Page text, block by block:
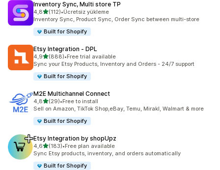
Inventory Sync, Multi store TP
4,85 yıldız üzerinden
(112)
toplam 112 değerlendirme
•Ücretsiz yükleme
Inventory Sync, Product Sync, Order Sync between multi-store
Built for Shopify
Etsy Integration ‑ DPL
4,95 yıldız üzerinden
(888)
toplam 888 değerlendirme
•Free trial available
Sync your Etsy Products, Inventory and Orders - 24/7 support
Built for Shopify
M2E Multichannel Connect
4,85 yıldız üzerinden
(29)
toplam 29 değerlendirme
•Free to install
Sell on Amazon, TikTok Shop,eBay, Temu, Mirakl, Walmart & more
Built for Shopify
Etsy Integration by shopUpz
4,65 yıldız üzerinden
(183)
toplam 183 değerlendirme
•Free plan available
Sync Etsy products, inventory, and orders automatically
Built for Shopify